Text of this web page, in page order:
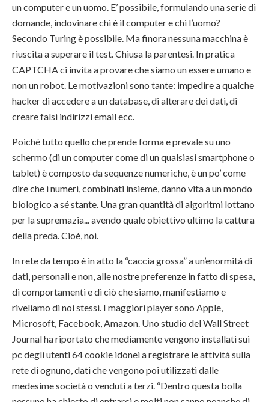
un computer e un uomo. E’ possibile, formulando una serie di
domande, indovinare chi è il computer e chi l’uomo?
Secondo Turing è possibile. Ma finora nessuna macchina è
riuscita a superare il test. Chiusa la parentesi. In pratica
CAPTCHA ci invita a provare che siamo un essere umano e
non un robot. Le motivazioni sono tante: impedire a qualche
hacker di accedere a un database, di alterare dei dati, di
creare falsi indirizzi email ecc.
Poiché tutto quello che prende forma e prevale su uno
schermo (di un computer come di un qualsiasi smartphone o
tablet) è composto da sequenze numeriche, è un po’ come
dire che i numeri, combinati insieme, danno vita a un mondo
biologico a sé stante. Una gran quantità di algoritmi lottano
per la supremazia... avendo quale obiettivo ultimo la cattura
della preda. Cioè, noi.
In rete da tempo è in atto la “caccia grossa” a un’enormità di
dati, personali e non, alle nostre preferenze in fatto di spesa,
di comportamenti e di ciò che siamo, manifestiamo e
riveliamo di noi stessi. I maggiori player sono Apple,
Microsoft, Facebook, Amazon. Uno studio del Wall Street
Journal ha riportato che mediamente vengono installati sui
pc degli utenti 64 cookie idonei a registrare le attività sulla
rete di ognuno, dati che vengono poi utilizzati dalle
medesime società o venduti a terzi. “Dentro questa bolla